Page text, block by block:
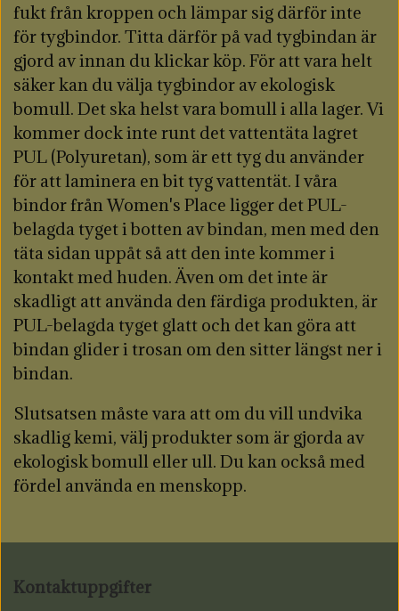
fukt från kroppen och lämpar sig därför inte
för tygbindor. Titta därför på vad tygbindan är
gjord av innan du klickar köp. För att vara helt
säker kan du välja tygbindor av ekologisk
bomull. Det ska helst vara bomull i alla lager. Vi
kommer dock inte runt det vattentäta lagret
PUL (Polyuretan), som är ett tyg du använder
för att laminera en bit tyg vattentät. I våra
bindor från Women's Place ligger det PUL-
belagda tyget i botten av bindan, men med den
täta sidan uppåt så att den inte kommer i
kontakt med huden. Även om det inte är
skadligt att använda den färdiga produkten, är
PUL-belagda tyget glatt och det kan göra att
bindan glider i trosan om den sitter längst ner i
bindan.
Slutsatsen måste vara att om du vill undvika
skadlig kemi, välj produkter som är gjorda av
ekologisk bomull eller ull. Du kan också med
fördel använda en menskopp.
Kontaktuppgifter